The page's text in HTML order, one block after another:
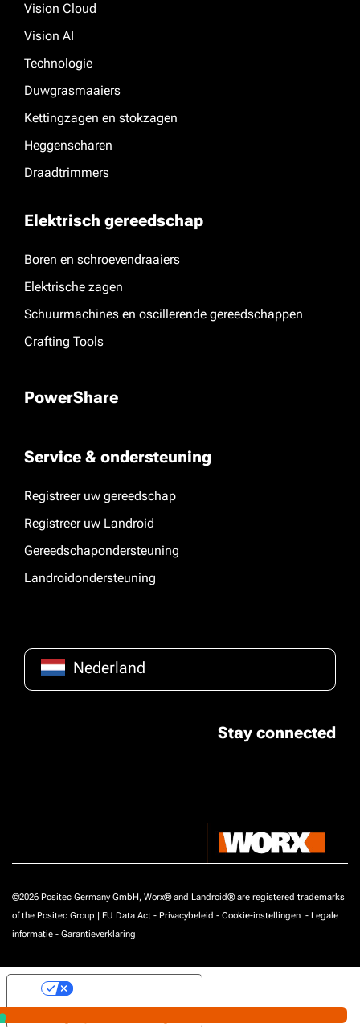
Vision Cloud
Vision AI
Technologie
Duwgrasmaaiers
Kettingzagen en stokzagen
Heggenscharen
Draadtrimmers
Elektrisch gereedschap
Boren en schroevendraaiers
Elektrische zagen
Schuurmachines en oscillerende gereedschappen
Crafting Tools
PowerShare
Service & ondersteuning
Registreer uw gereedschap
Registreer uw Landroid
Gereedschapondersteuning
Landroidondersteuning
Nederland
Stay connected
©2026 Positec Germany GmbH, Worx® and Landroid® are registered trademarks
of the Positec Group | EU Data Act - Privacybeleid - Cookie-instellingen - Legale
informatie - Garantieverklaring
Uw privacy-opties